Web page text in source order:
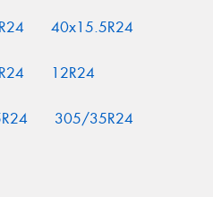
40x15.5R24
12R24
305/35R24